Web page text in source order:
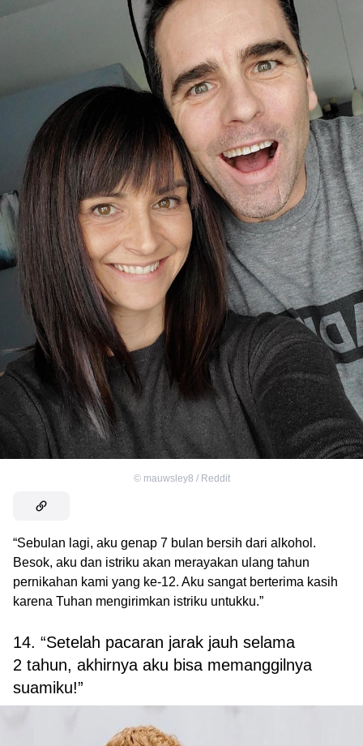
© mauwsley8 / Reddit
“Sebulan lagi, aku genap 7 bulan bersih dari alkohol.
Besok, aku dan istriku akan merayakan ulang tahun
pernikahan kami yang ke-12. Aku sangat berterima kasih
karena Tuhan mengirimkan istriku untukku.”
14. “Setelah pacaran jarak jauh selama
2 tahun, akhirnya aku bisa memanggilnya
suamiku!”